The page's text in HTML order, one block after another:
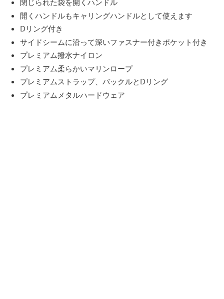
閉じられた袋を開くハンドル
開くハンドルもキャリングハンドルとして使えます
Dリング付き
サイドシームに沿って深いファスナー付きポケット付き
プレミアム撥水ナイロン
プレミアム柔らかいマリンロープ
プレミアムストラップ、バックルとDリング
プレミアムメタルハードウェア